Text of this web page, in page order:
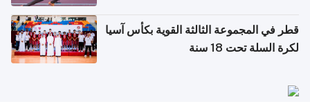
قطر في المجموعة الثالثة القوية بكأس آسيا
لكرة السلة تحت 18 سنة